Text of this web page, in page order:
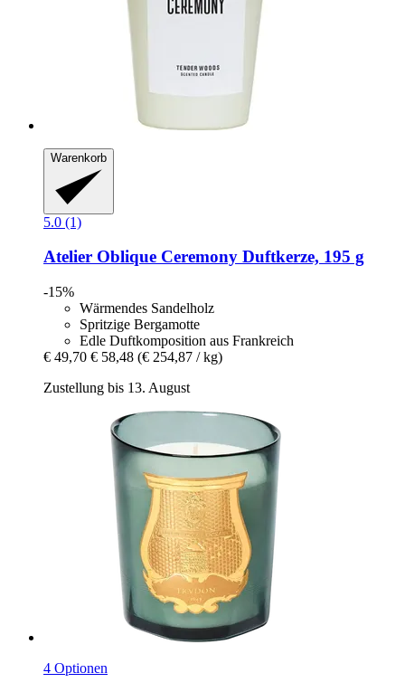
Warenkorb
5.0 (1)
Atelier Oblique Ceremony Duftkerze, 195 g
-15%
Wärmendes Sandelholz
Spritzige Bergamotte
Edle Duftkomposition aus Frankreich
€ 49,70 € 58,48 (€ 254,87 / kg)
Zustellung bis 13. August
4 Optionen